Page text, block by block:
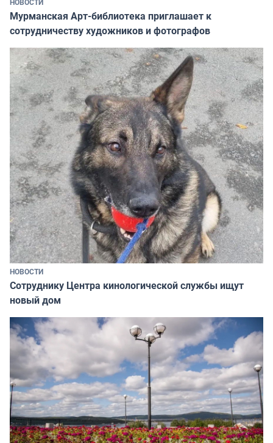
НОВОСТИ
Мурманская Арт-библиотека приглашает к
сотрудничеству художников и фотографов
НОВОСТИ
Сотруднику Центра кинологической службы ищут
новый дом